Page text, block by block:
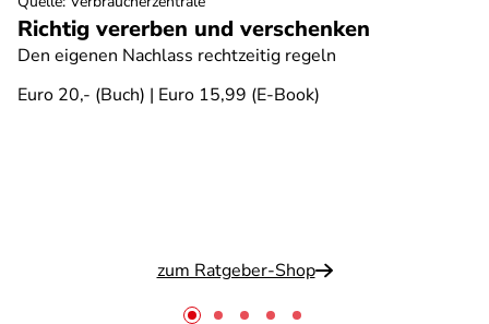
Richtig vererben und verschenken
Den eigenen Nachlass rechtzeitig regeln
Euro 20,- (Buch) | Euro 15,99 (E-Book)
zum Ratgeber-Shop